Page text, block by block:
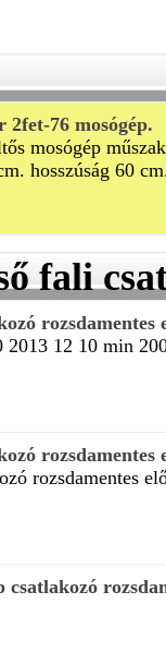
2fet-76 mosógép.
mosógép
hosszúság 60
fali
rozsdamentes
2013 12 10 min
rozsdamentes
rozsdamentes
csatlakozó